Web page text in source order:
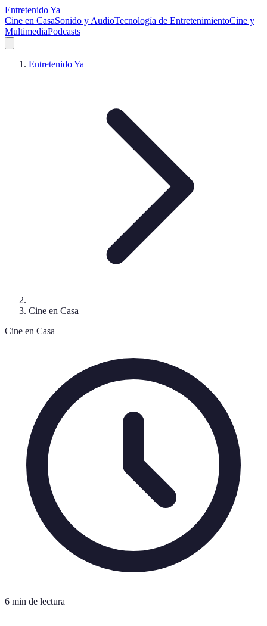
Entretenido Ya
Cine en CasaSonido y AudioTecnología de EntretenimientoCine y
MultimediaPodcasts
Entretenido Ya
Cine en Casa
Cine en Casa
6 min de lectura